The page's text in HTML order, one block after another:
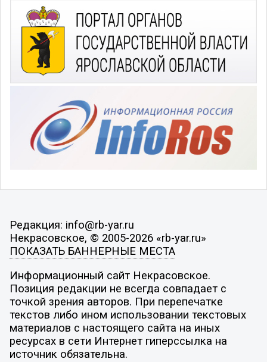
Редакция: info@rb-yar.ru
Некрасовское, © 2005-2026 «rb-yar.ru»
ПОКАЗАТЬ БАННЕРНЫЕ МЕСТА
Информационный сайт Некрасовское.
Позиция редакции не всегда совпадает с
точкой зрения авторов. При перепечатке
текстов либо ином использовании текстовых
материалов с настоящего сайта на иных
ресурсах в сети Интернет гиперссылка на
источник обязательна.